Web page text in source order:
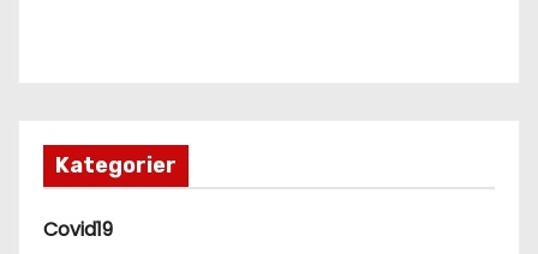
Kategorier
Covid19